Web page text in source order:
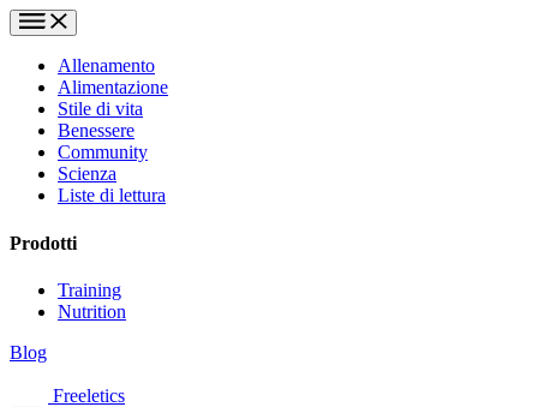
Allenamento
Alimentazione
Stile di vita
Benessere
Community
Scienza
Liste di lettura
Prodotti
Training
Nutrition
Blog
Freeletics